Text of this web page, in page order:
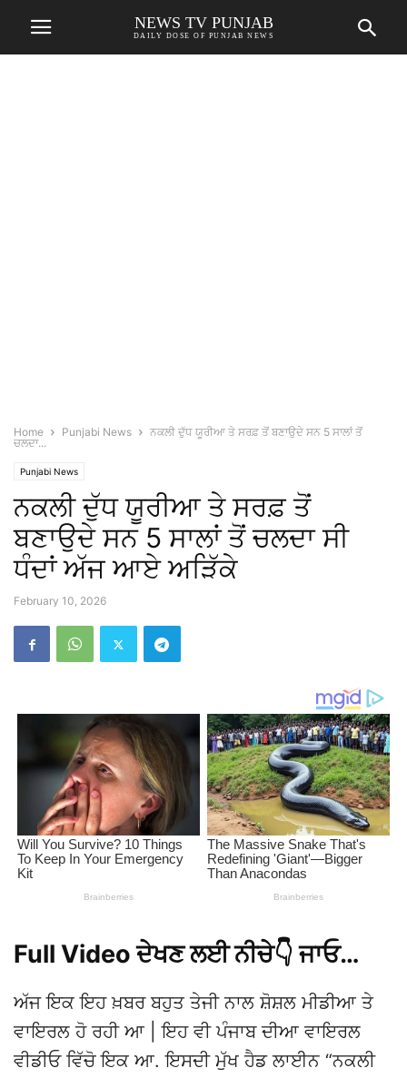
NEWS TV PUNJAB
DAILY DOSE OF PUNJAB NEWS
Home Punjabi News
ਨਕਲੀ ਦੁੱਧ ਯੂਰੀਆ ਤੇ ਸਰਫ਼ ਤੋਂ ਬਣਾਉਦੇ ਸਨ 5 ਸਾਲਾਂ ਤੋਂ
ਚਲਦਾ...
Punjabi News
ਨਕਲੀ ਦੁੱਧ ਯੂਰੀਆ ਤੇ ਸਰਫ਼ ਤੋਂ
ਬਣਾਉਦੇ ਸਨ 5 ਸਾਲਾਂ ਤੋਂ ਚਲਦਾ ਸੀ
ਧੰਦਾਂ ਅੱਜ ਆਏ ਅੜਿੱਕੇ
February 10, 2026
Full Video ਦੇਖਣ ਲਈ ਨੀਚੇ👇 ਜਾਓ…
ਅੱਜ ਇਕ ਇਹ ਖ਼ਬਰ ਬਹੁਤ ਤੇਜੀ ਨਾਲ ਸ਼ੋਸ਼ਲ ਮੀਡੀਆ ਤੇ
ਵਾਇਰਲ ਹੋ ਰਹੀ ਆ | ਇਹ ਵੀ ਪੰਜਾਬ ਦੀਆ ਵਾਇਰਲ
ਵੀਡੀਓ ਵਿੱਚੋ ਇਕ ਆ. ਇਸਦੀ ਮੁੱਖ ਹੈਡ ਲਾਈਨ “ਨਕਲੀ